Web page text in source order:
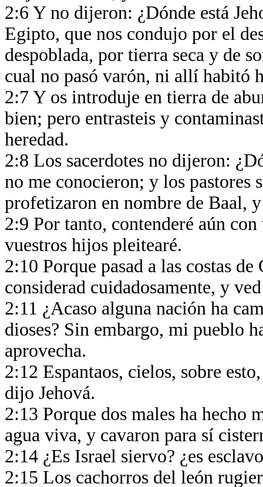
2:6 Y no dijeron: ¿Dónde está
Egipto, que nos condujo por el
despoblada, por tierra seca y de
cual no pasó varón, ni allí habitó
2:7 Y os introduje en tierra de
bien; pero entrasteis y
heredad.
2:8 Los sacerdotes no dijeron:
no me conocieron; y los pastores
profetizaron en nombre de Baal,
2:9 Por tanto, contenderé aún
vuestros hijos pleitearé.
2:10 Porque pasad a las costas
considerad cuidadosamente, y
2:11 ¿Acaso alguna nación ha
dioses? Sin embargo, mi pueblo
aprovecha.
2:12 Espantaos, cielos, sobre
dijo Jehová.
2:13 Porque dos males ha hecho
agua viva, y cavaron para sí
2:14 ¿Es Israel siervo? ¿es
2:15 Los cachorros del león